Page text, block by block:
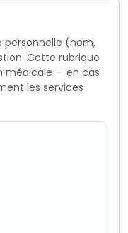
personnelle (nom,
Cette rubrique
médicale — en cas
les services